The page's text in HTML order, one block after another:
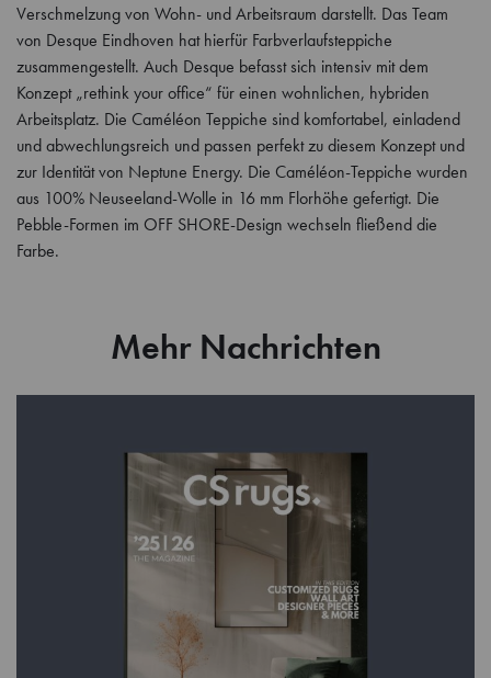
Verschmelzung von Wohn- und Arbeitsraum darstellt. Das Team
von Desque Eindhoven hat hierfür Farbverlaufsteppiche
zusammengestellt. Auch Desque befasst sich intensiv mit dem
Konzept „rethink your office“ für einen wohnlichen, hybriden
Arbeitsplatz. Die Caméléon Teppiche sind komfortabel, einladend
und abwechlungsreich und passen perfekt zu diesem Konzept und
zur Identität von Neptune Energy. Die Caméléon-Teppiche wurden
aus 100% Neuseeland-Wolle in 16 mm Florhöhe gefertigt. Die
Pebble-Formen im OFF SHORE-Design wechseln fließend die
Farbe.
Mehr Nachrichten